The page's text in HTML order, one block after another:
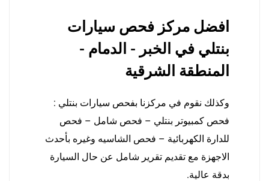
افضل مركز فحص سيارات
بنتلي في الخبر - الدمام -
المنطقة الشرقية
وكذلك نقوم في مركزنا بفحص سيارات بنتلي :
فحص كمبيوتر بنتلي – فحص شامل – فحص
للدارة الكهربائية – فحص الشاسيه وغيره بأحدث
الاجهزة مع تقديم تقرير شامل عن حال السيارة
بدقة عالية.